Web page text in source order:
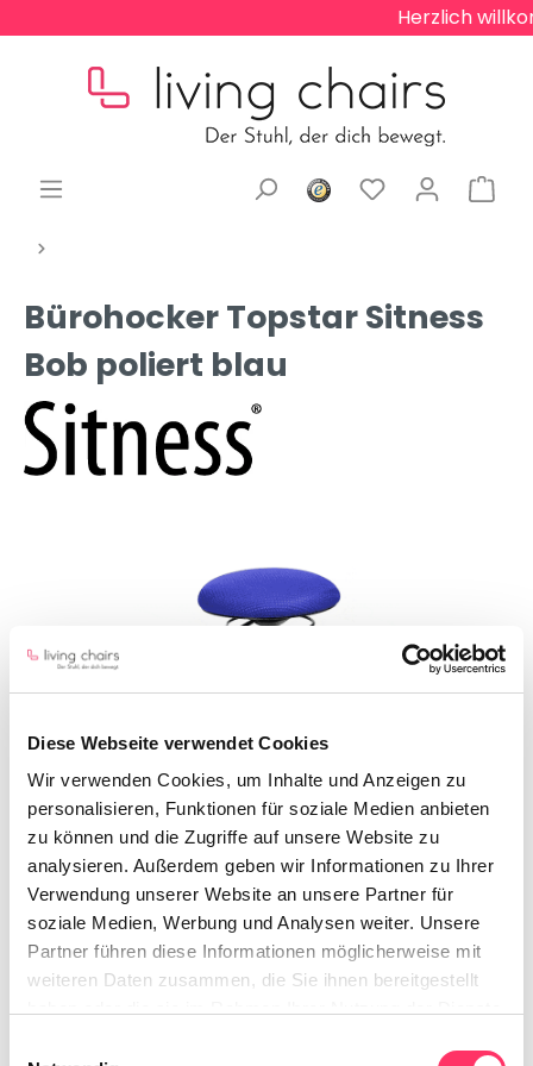
Diese Webseite verwendet Cookies
Wir verwenden Cookies, um Inhalte und Anzeigen zu
personalisieren, Funktionen für soziale Medien anbieten
zu können und die Zugriffe auf unsere Website zu
analysieren. Außerdem geben wir Informationen zu Ihrer
Verwendung unserer Website an unsere Partner für
soziale Medien, Werbung und Analysen weiter. Unsere
Partner führen diese Informationen möglicherweise mit
weiteren Daten zusammen, die Sie ihnen bereitgestellt
Herzlich
Bürohocker Topstar Sitness
Bob poliert blau
117,00 €*
Preise inkl. MwSt.
Lieferzeit 2-4 Tage
Farbe